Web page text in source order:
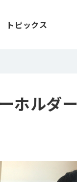
トピックス
ホルダー